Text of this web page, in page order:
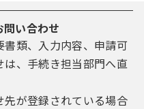
い合わせ
類、入力内容、申請可
、手続き担当部門へ直
が登録されている場合